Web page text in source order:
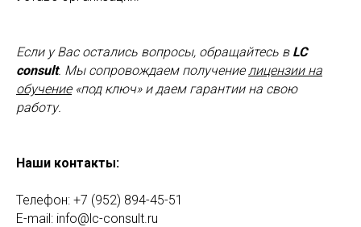
Если у Вас остались вопросы, обращайтесь в LC
consult. Мы сопровождаем получениелицензии на
обучение«под ключ» и даем гарантии на свою
работу.
Наши контакты:
Телефон: +7 (952) 894-45-51
E-mail: info@lc-consult.ru